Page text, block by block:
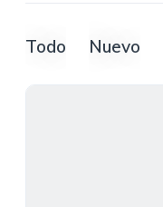
Todo Nuevo